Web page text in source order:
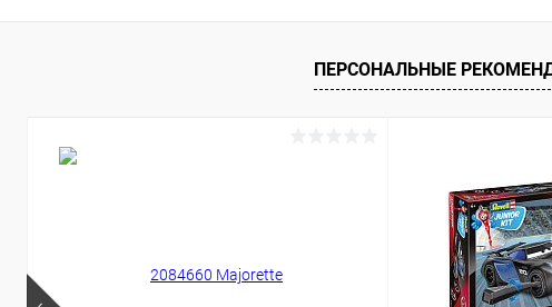
Купить в 1 клик Сравнение Купить в 1 клик
В избранное
ПЕРСОНАЛЬНЫЕ